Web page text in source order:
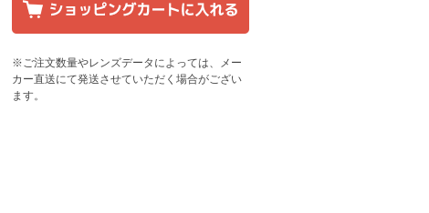
※ご注文数量やレンズデータによっては、メー
カー直送にて発送させていただく場合がござい
ます。